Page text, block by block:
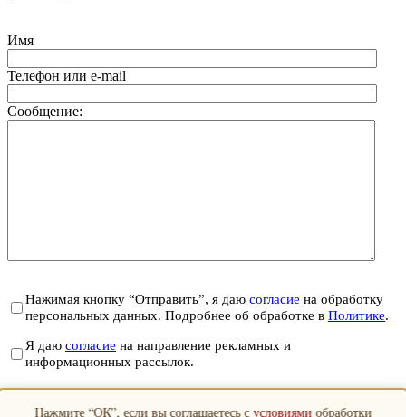
Имя
Телефон или e-mail
Сообщение:
Нажимая кнопку “Отправить”, я даю согласие на обработку
персональных данных. Подробнее об обработке в Политике.
Я даю согласие на направление рекламных и
информационных рассылок.
Отправить
Закрыть
Нажмите “ОК”, если вы соглашаетесь сусловиями обработки